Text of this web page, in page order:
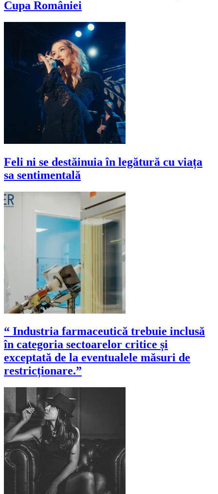
Cupa României
Feli ni se destăinuia în legătură cu viața
sa sentimentală
“ Industria farmaceutică trebuie inclusă
în categoria sectoarelor critice și
exceptată de la eventualele măsuri de
restricționare.”